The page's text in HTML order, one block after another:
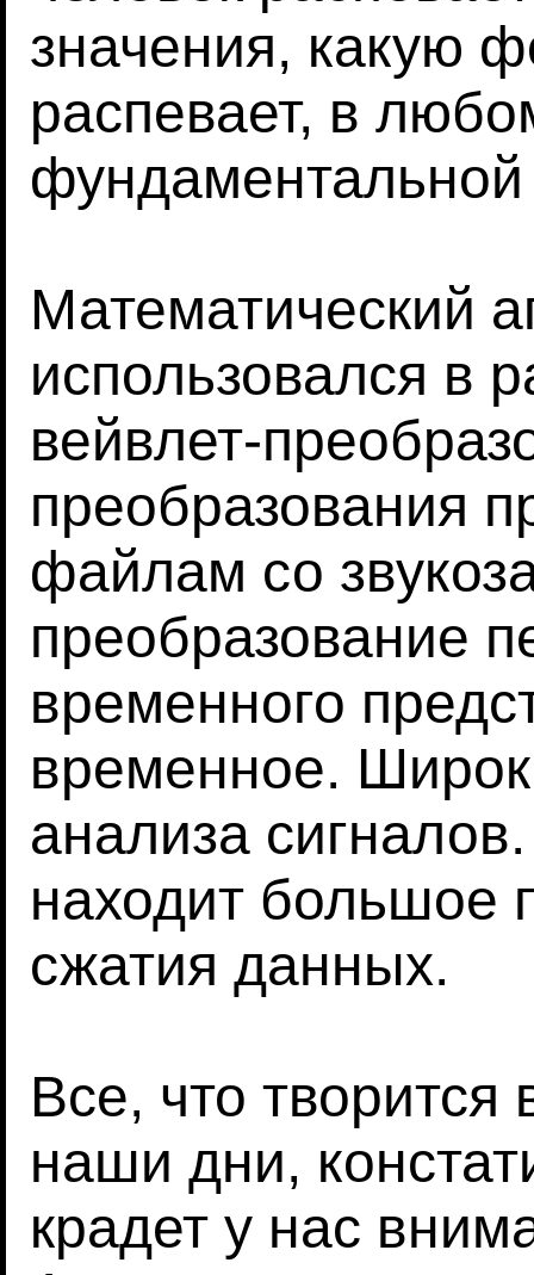
значения, какую
распевает, в
Математический
использовался в
вейвлет-
преобразования
файлам со
преобразование
временного
временное.
анализа
находит большое
сжатия данных.
Все, что
наши дни,
крадет у нас